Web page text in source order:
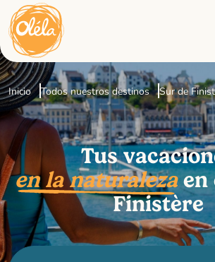
Inicio Todos nuestros destinos Sur de
Tus
en la naturalezaen
Finistère